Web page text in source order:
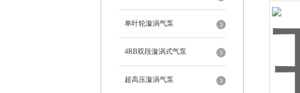
单叶轮漩涡气泵
4RB双段漩涡式气泵
超高压漩涡气泵